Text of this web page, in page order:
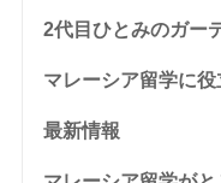
2代目ひとみのガー
マレーシア留学に
最新情報